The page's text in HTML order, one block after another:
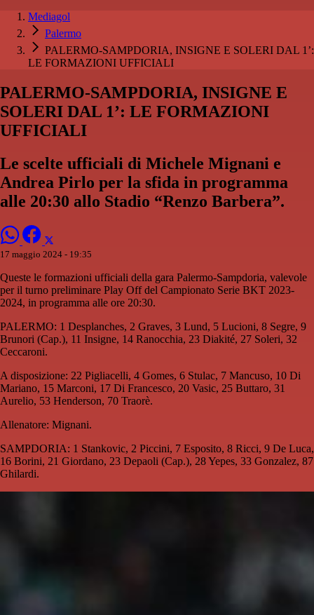
Mediagol
Palermo
PALERMO-SAMPDORIA, INSIGNE E SOLERI DAL 1’:
LE FORMAZIONI UFFICIALI
PALERMO-SAMPDORIA, INSIGNE E
SOLERI DAL 1’: LE FORMAZIONI
UFFICIALI
Le scelte ufficiali di Michele Mignani e
Andrea Pirlo per la sfida in programma
alle 20:30 allo Stadio “Renzo Barbera”.
17 maggio 2024 - 19:35
Queste le formazioni ufficiali della gara Palermo-Sampdoria, valevole
per il turno preliminare Play Off del Campionato Serie BKT 2023-
2024, in programma alle ore 20:30.
PALERMO: 1 Desplanches, 2 Graves, 3 Lund, 5 Lucioni, 8 Segre, 9
Brunori (Cap.), 11 Insigne, 14 Ranocchia, 23 Diakité, 27 Soleri, 32
Ceccaroni.
A disposizione: 22 Pigliacelli, 4 Gomes, 6 Stulac, 7 Mancuso, 10 Di
Mariano, 15 Marconi, 17 Di Francesco, 20 Vasic, 25 Buttaro, 31
Aurelio, 53 Henderson, 70 Traorè.
Allenatore: Mignani.
SAMPDORIA: 1 Stankovic, 2 Piccini, 7 Esposito, 8 Ricci, 9 De Luca,
16 Borini, 21 Giordano, 23 Depaoli (Cap.), 28 Yepes, 33 Gonzalez, 87
Ghilardi.